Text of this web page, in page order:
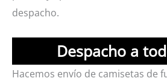
despacho.
Despacho a
Hacemos envío de camisetas de